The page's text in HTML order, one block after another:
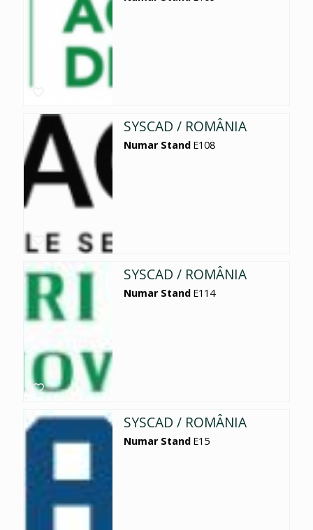
SYSCAD / ROMÂNIA
Numar Stand E108
SYSCAD / ROMÂNIA
Numar Stand E114
SYSCAD / ROMÂNIA
Numar Stand E15